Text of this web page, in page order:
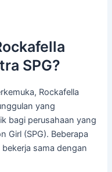
SPG?
Rockafella
yang
bagi perusahaan yang
Girl (SPG). Beberapa
sama dengan